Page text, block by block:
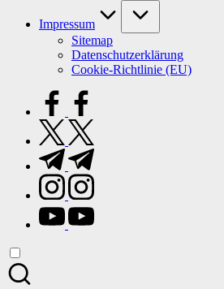
Impressum
Sitemap
Datenschutzerklärung
Cookie-Richtlinie (EU)
facebook.com
twitter.com
t.me
instagram.com
youtube.com